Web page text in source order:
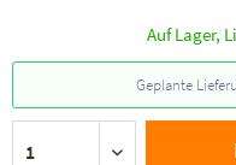
Auf Lager,
Geplante